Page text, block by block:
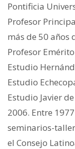
Pontificia
Profesor
más de 50 años
Profesor
Estudio
Estudio
Estudio Javier
2006. Entre
seminarios-
el Consejo